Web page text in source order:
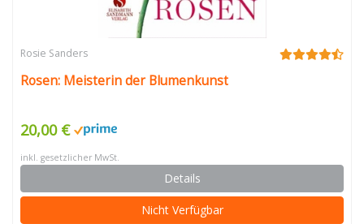
Rosie Sanders
Rosen: Meisterin der Blumenkunst
20,00 €
inkl. gesetzlicher MwSt.
Details
Nicht Verfügbar